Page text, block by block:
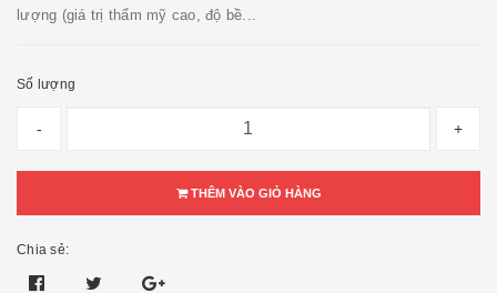
lượng (giá trị thẩm mỹ cao, độ bề...
Số lượng
- +
THÊM VÀO GIỎ HÀNG
Chia sẻ: